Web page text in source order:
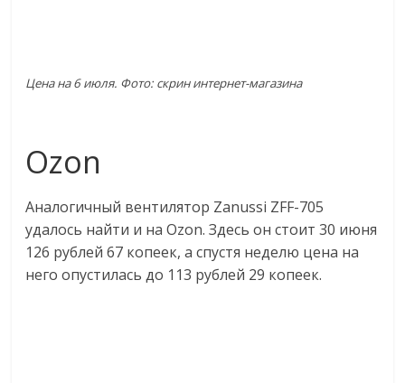
Цена на 6 июля. Фото: скрин интернет-магазина
Ozon
Аналогичный вентилятор Zanussi ZFF-705
удалось найти и на Ozon. Здесь он стоит 30 июня
126 рублей 67 копеек, а спустя неделю цена на
него опустилась до 113 рублей 29 копеек.